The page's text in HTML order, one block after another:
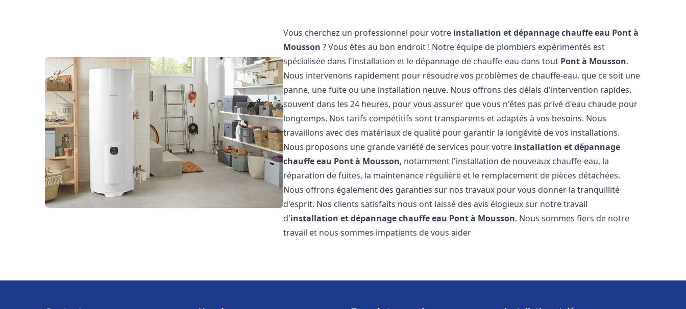
Vous cherchez un professionnel pour votre installation et dépannage chauffe eau Pont à
Mousson ? Vous êtes au bon endroit ! Notre équipe de plombiers expérimentés est
spécialisée dans l'installation et le dépannage de chauffe-eau dans tout Pont à Mousson.
Nous intervenons rapidement pour résoudre vos problèmes de chauffe-eau, que ce soit une
panne, une fuite ou une installation neuve. Nous offrons des délais d'intervention rapides,
souvent dans les 24 heures, pour vous assurer que vous n'êtes pas privé d'eau chaude pour
longtemps. Nos tarifs compétitifs sont transparents et adaptés à vos besoins. Nous
travaillons avec des matériaux de qualité pour garantir la longévité de vos installations.
Nous proposons une grande variété de services pour votre installation et dépannage
chauffe eau Pont à Mousson, notamment l'installation de nouveaux chauffe-eau, la
réparation de fuites, la maintenance régulière et le remplacement de pièces détachées.
Nous offrons également des garanties sur nos travaux pour vous donner la tranquillité
d'esprit. Nos clients satisfaits nous ont laissé des avis élogieux sur notre travail
d'installation et dépannage chauffe eau Pont à Mousson. Nous sommes fiers de notre
travail et nous sommes impatients de vous aider